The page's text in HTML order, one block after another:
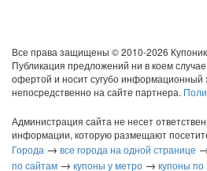
Все права защищены © 2010-2026
Публикация предложений ни в коем
офертой и носит сугубо информационный
непосредственно на сайте партнера.
Администрация сайта не несет
информации, которую размещают
Города → все города на одной странице
по сайтам → купоны у метро → купоны